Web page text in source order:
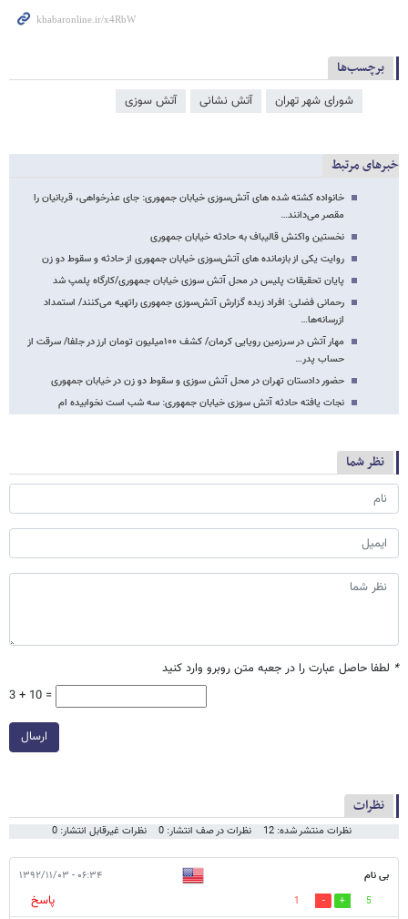
برچسب‌ها
شورای شهر تهران آتش‌ نشانی آتش سوزی
خبرهای مرتبط
خانواده کشته شده های آتش‌سوزی خیابان جمهوری: جای عذرخواهی، ‌قربانیان را
مقصر می‌دانند…
نخستین واکنش قالیباف به حادثه خیابان جمهوری
روایت یکی از بازمانده های آتش‌سوزی خیابان جمهوری از حادثه و سقوط دو زن
پایان تحقیقات پلیس در محل آتش سوزی خیابان جمهوری/کارگاه پلمپ شد
رحمانی فضلی: افراد زبده گزارش آتش‌سوزی جمهوری راتهیه می‌کنند/ استمداد
ازرسانه‌ها…
مهار آتش در سرزمین رویایی کرمان/ کشف ۱۰۰میلیون تومان ارز در جلفا/ سرقت از
حساب پدر…
حضور دادستان تهران در محل آتش سوزی و سقوط دو زن در خیابان جمهوری
نجات یافته حادثه آتش سوزی خیابان جمهوری: سه شب است نخوابیده ام
نظر شما
* لطفا حاصل عبارت را در جعبه متن روبرو وارد کنید
3 + 10 =
ارسال
نظرات
نظرات منتشر شده: 12 نظرات در صف انتشار: 0 نظرات غیرقابل انتشار: 0
بی نام ۰۶:۳۴ - ۱۳۹۲/۱۱/۰۳
5
1
پاسخ